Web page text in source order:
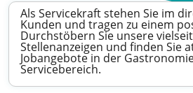
Als Servicekraft stehen Sie im
Kunden und tragen zu einem
Durchstöbern Sie unsere
Stellenanzeigen und finden Sie
Jobangebote in der
Servicebereich.